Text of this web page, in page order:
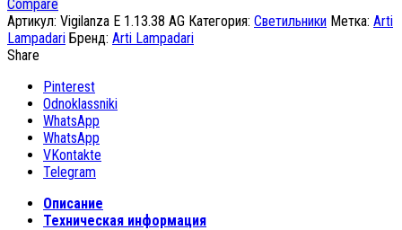
Compare
Артикул: Vigilanza E 1.13.38 AG Категория: Светильники Метка: Arti
Lampadari Бренд: Arti Lampadari
Share
Pinterest
Odnoklassniki
WhatsApp
WhatsApp
VKontakte
Telegram
Описание
Техническая информация